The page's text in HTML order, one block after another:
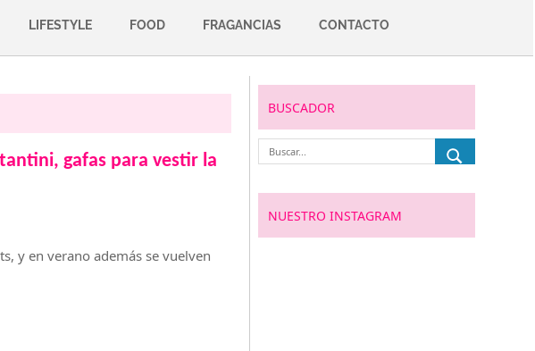
LIFESTYLE FOOD FRAGANCIAS CONTACTO
gafas para vestir la
y en verano además se vuelven
BUSCADOR
NUESTRO INSTAGRAM